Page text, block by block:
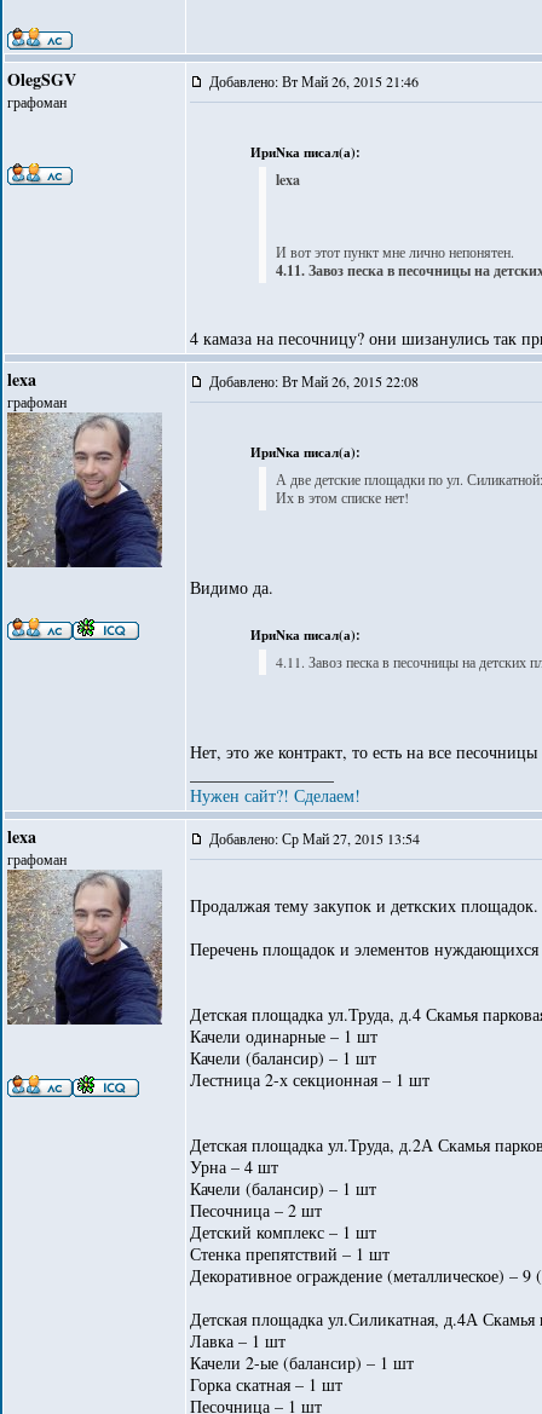
OlegSGV
графоман
Добавлено: Вт Май 26, 2015 21:46
ИриNка писал(а):
lexa
И вот этот пункт мне лично непонятен.
4.11. Завоз песка в песочницы на
4 камаза на песочницу? они шизанулись так
lexa
графоман
Добавлено: Вт Май 26, 2015 22:08
ИриNка писал(а):
А две детские площадки по ул.
Их в этом списке нет!
Видимо да.
ИриNка писал(а):
4.11. Завоз песка в песочницы на
Нет, это же контракт, то есть на все
Нужен сайт?! Сделаем!
lexa
графоман
Добавлено: Ср Май 27, 2015 13:54
Продалжая тему закупок и деткских
Перечень площадок и элементов нуждающихся
Детская площадка ул.Труда, д.4 Скамья
Качели одинарные – 1 шт
Качели (балансир) – 1 шт
Лестница 2-х секционная – 1 шт
Детская площадка ул.Труда, д.2А Скамья
Урна – 4 шт
Качели (балансир) – 1 шт
Песочница – 2 шт
Детский комплекс – 1 шт
Стенка препятствий – 1 шт
Декоративное ограждение (металлическое) – 9
Детская площадка ул.Силикатная, д.4А Скамья
Лавка – 1 шт
Качели 2-ые (балансир) – 1 шт
Горка скатная – 1 шт
Песочница – 1 шт